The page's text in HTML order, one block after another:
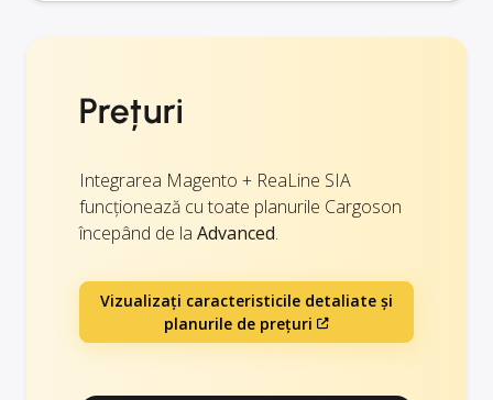
Prețuri
Integrarea Magento + ReaLine SIA
funcționează cu toate planurile Cargoson
începând de la Advanced.
Vizualizați caracteristicile detaliate și
planurile de prețuri